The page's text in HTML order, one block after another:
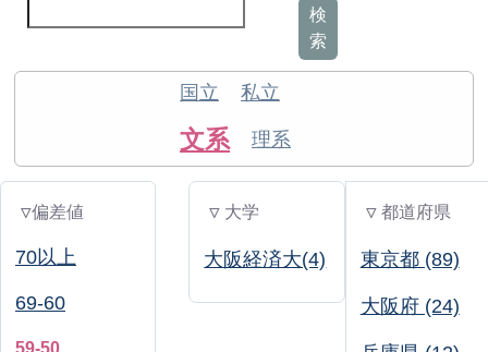
検
索
国立 私立
文系 理系
▽偏差値
70以上
69-60
59-50
▽ 大学
大阪経済大(4)
▽ 都道府県
東京都 (89)
大阪府 (24)